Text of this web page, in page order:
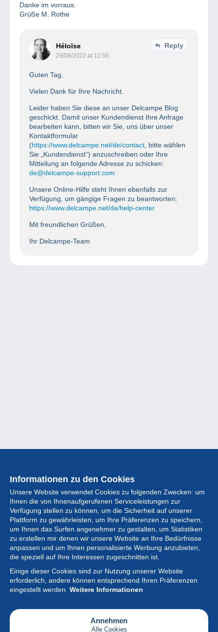
Danke im vorraus.
Grüße M. Rothe
Héloïse
29/08/2022 at 12:55
Reply
Guten Tag,
Vielen Dank für Ihre Nachricht.
Leider haben Sie diese an unser Delcampe Blog
geschickt. Damit unser Kundendienst Ihre Anfrage
bearbeiten kann, bitten wir Sie, uns über unser
Kontaktformular
(https://www.delcampe.net/de/contact , bitte wählen
Sie „Kundendienst“) anzuschreiben oder Ihre
Mitteilung an folgende Adresse zu schicken:
de@delcampe-support.com
Unsere Online-Hilfe steht Ihnen ebenfalls zur
Verfügung, um gängige Fragen zu beantworten:
https://www.delcampe.net/de/help-center
Mit freundlichen Grüßen,
Ihr Delcampe-Team
Informationen zu den Cookies
Unsere Website verwendet Cookies zu folgenden Zwecken: um
Ihnen die von Ihnenaufgerufenen Serviceleistungen zur
Verfügung stellen zu können, um die Sicherheit auf unserer
Plattform zu gewährleisten, um Ihre Präferenzen zu speichern,
um Ihnen das Surfen angenehmer zu gestalten, um Statistiken
zu erstellen mir denen wir unsere Website an Ihre Bedürfnisse
anpassen und um Ihnen personalisierte Werbung anzubieten,
die speziell auf Ihre Interessen zugeschnitten ist.
Einige dieser Cookies sind zur Nutzung unserer Website
erforderlich, andere können entsprechend Ihren Präferenzen
eingestellt werden. Weitere Informationen
Annehmen
Alle Cookies
Sammlung
Neuigkeiten
Artikel
Gesellschaft